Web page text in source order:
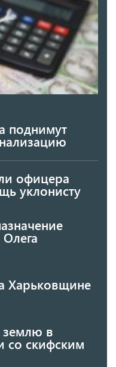
поднимут
офицера
уклонисту
Харьковщине
землю в
со скифским